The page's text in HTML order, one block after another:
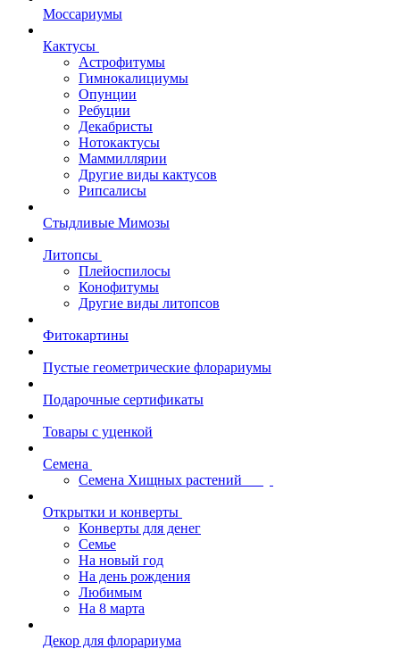
Моссариумы
Кактусы
Астрофитумы
Гимнокалициумы
Опунции
Ребуции
Декабристы
Нотокактусы
Маммиллярии
Другие виды кактусов
Рипсалисы
Стыдливые Мимозы
Литопсы
Плейоспилосы
Конофитумы
Другие виды литопсов
Фитокартины
Пустые геометрические флорариумы
Подарочные сертификаты
Товары с уценкой
Семена
Семена Хищных растений
Открытки и конверты
Конверты для денег
Семье
На новый год
На день рождения
Любимым
На 8 марта
Декор для флорариума